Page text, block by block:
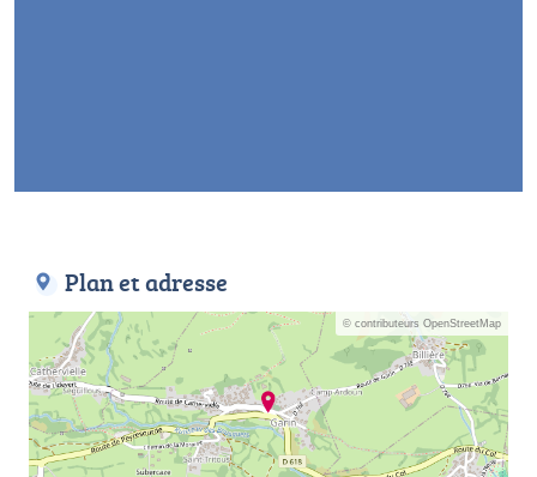
Plan et adresse
© contributeurs OpenStreetMap